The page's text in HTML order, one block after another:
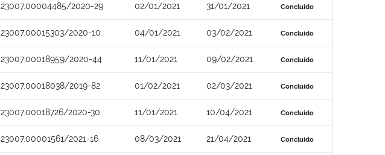
23007.00004485/2020-29 02/01/2021 31/01/2021 Concluído
23007.00015303/2020-10 04/01/2021 03/02/2021 Concluído
23007.00018959/2020-44 11/01/2021 09/02/2021 Concluído
23007.00018038/2019-82 01/02/2021 02/03/2021 Concluído
23007.00018726/2020-30 11/01/2021 10/04/2021 Concluído
23007.00001561/2021-16 08/03/2021 21/04/2021 Concluído